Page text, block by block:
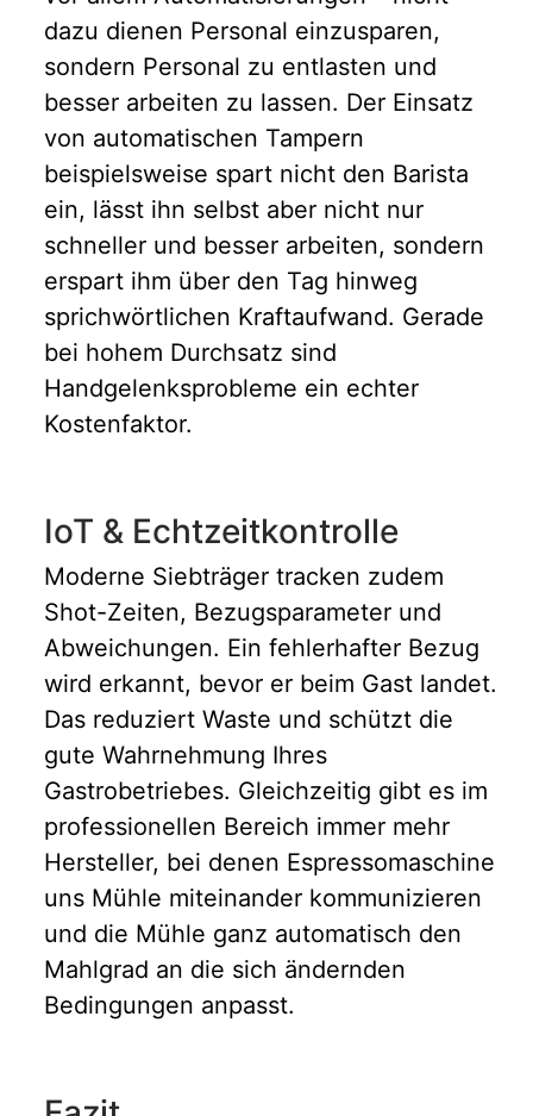
dazu dienen Personal einzusparen,
sondern Personal zu entlasten und
besser arbeiten zu lassen. Der Einsatz
von automatischen Tampern
beispielsweise spart nicht den Barista
ein, lässt ihn selbst aber nicht nur
schneller und besser arbeiten, sondern
erspart ihm über den Tag hinweg
sprichwörtlichen Kraftaufwand. Gerade
bei hohem Durchsatz sind
Handgelenksprobleme ein echter
Kostenfaktor.
IoT & Echtzeitkontrolle
Moderne Siebträger tracken zudem
Shot-Zeiten, Bezugsparameter und
Abweichungen. Ein fehlerhafter Bezug
wird erkannt, bevor er beim Gast landet.
Das reduziert Waste und schützt die
gute Wahrnehmung Ihres
Gastrobetriebes. Gleichzeitig gibt es im
professionellen Bereich immer mehr
Hersteller, bei denen Espressomaschine
uns Mühle miteinander kommunizieren
und die Mühle ganz automatisch den
Mahlgrad an die sich ändernden
Bedingungen anpasst.